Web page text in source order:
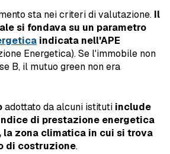
sta nei criteri di valutazione. Il
si fondava su un parametro
indicata nell'APE
Energetica). Se l'immobile non
B, il mutuo green non era
adottato da alcuni istituti include
di prestazione energetica
la zona climatica in cui si trova
di costruzione.